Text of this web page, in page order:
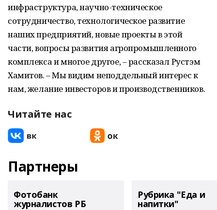
инфраструктура, научно-техническое
сотрудничество, технологическое развитие
наших предприятий, новые проекты в этой
части, вопросы развития агропромышленного
комплекса и многое другое, – рассказал Рустэм
Хамитов. – Мы видим неподдельный интерес к
нам, желание инвесторов и производственников.
Читайте нас
Партнеры
Фотобанк
журналистов РБ
Рубрика "Еда и
напитки"